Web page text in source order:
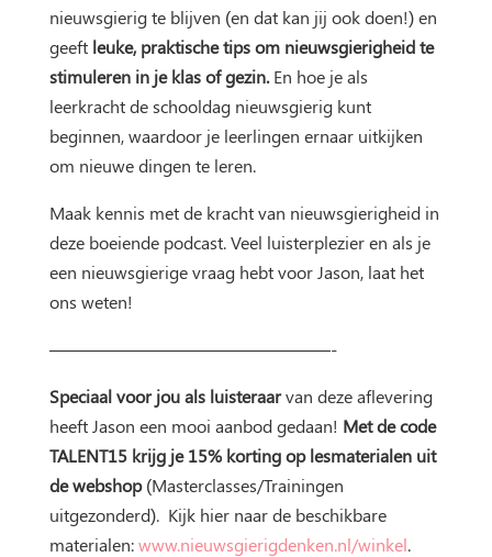
nieuwsgierig te blijven (en dat kan jij ook doen!) en
geeft leuke, praktische tips om nieuwsgierigheid te
stimuleren in je klas of gezin.En hoe je als
leerkracht de schooldag nieuwsgierig kunt
beginnen, waardoor je leerlingen ernaar uitkijken
om nieuwe dingen te leren.
Maak kennis met de kracht van nieuwsgierigheid in
deze boeiende podcast. Veel luisterplezier en als je
een nieuwsgierige vraag hebt voor Jason, laat het
ons weten!
————————————————-
Speciaal voor jou als luisteraarvan deze aflevering
heeft Jason een mooi aanbod gedaan! Met de code
TALENT15 krijg je 15% korting op lesmaterialen uit
de webshop(Masterclasses/Trainingen
uitgezonderd). Kijk hier naar de beschikbare
materialen:www.nieuwsgierigdenken.nl/winkel.